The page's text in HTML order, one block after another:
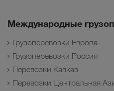
Международные
Грузоперевозки Европа
Грузоперевозки Россия
Перевозки Кавказ
Перевозки Центральная